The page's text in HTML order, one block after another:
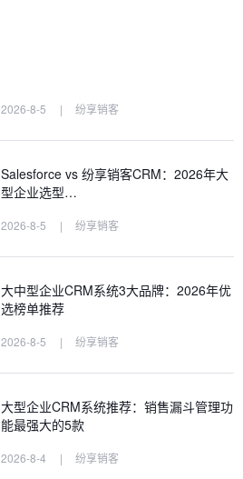
2026-8-5 | 纷享销客
Salesforce vs 纷享销客CRM：2026年大
型企业选型…
2026-8-5 | 纷享销客
大中型企业CRM系统3大品牌：2026年优
选榜单推荐
2026-8-5 | 纷享销客
大型企业CRM系统推荐：销售漏斗管理功
能最强大的5款
2026-8-4 | 纷享销客